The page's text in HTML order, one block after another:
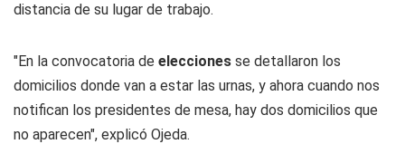
distancia de su lugar de trabajo.
"En la convocatoria de elecciones se detallaron los
domicilios donde van a estar las urnas, y ahora cuando nos
notifican los presidentes de mesa, hay dos domicilios que
no aparecen", explicó Ojeda.